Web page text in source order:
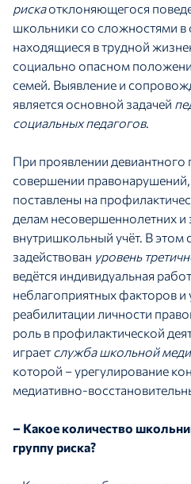
рискаотклоняющегося
школьники со сложностями в
находящиеся в трудной
социально опасном
семей. Выявление и
является основной задачей
социальных педагогов.
При проявлении девиантного
совершении
поставлены на
делам несовершеннолетних и
внутришкольный учёт. В этом
задействован уровень
ведётся индивидуальная
неблагоприятных факторов и
реабилитации личности
роль в профилактической
играетслужба школьной
которой – урегулирование
медиативно-
– Какое количество
группу риска?